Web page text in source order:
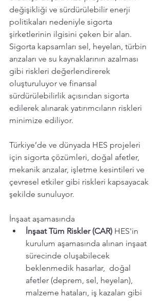
değişikliği ve sürdürülebilir enerji
politikaları nedeniyle sigorta
şirketlerinin ilgisini çeken bir alan.
Sigorta kapsamları sel, heyelan, türbin
arızaları ve su kaynaklarının azalması
gibi riskleri değerlendirerek
oluşturuluyor ve finansal
sürdürülebilirlik açısından sigorta
edilerek alınarak yatırımcıların riskleri
minimize ediliyor.
Türkiye’de ve dünyada HES projeleri
için sigorta çözümleri, doğal afetler,
mekanik arızalar, işletme kesintileri ve
çevresel etkiler gibi riskleri kapsayacak
şekilde sunuluyor.
İnşaat aşamasında
İnşaat Tüm Riskler (CAR) HES'in
kurulum aşamasında alınan inşaat
sürecinde oluşabilecek
beklenmedik hasarlar,  doğal
afetler (deprem, sel, heyelan),
malzeme hataları, iş kazaları gibi